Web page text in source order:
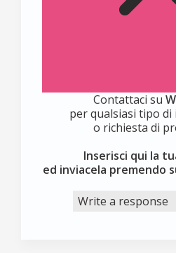
Contattaci su
per qualsiasi tipo
o richiesta di
Inserisci qui la
ed inviacela premendo